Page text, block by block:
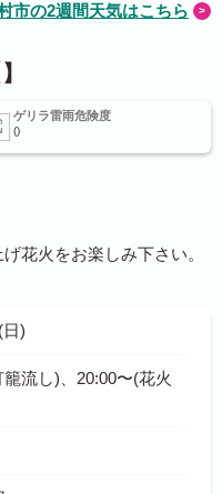
市の2週間天気はこちら
ゲリラ雷雨危険度
花火をお楽しみ下さい。
)
流し)、20:00〜(花火